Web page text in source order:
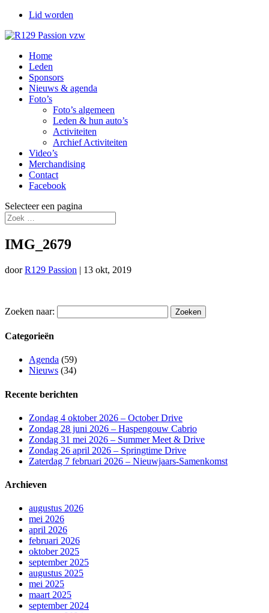
Lid worden
Home
Leden
Sponsors
Nieuws & agenda
Foto’s
Foto’s algemeen
Leden & hun auto’s
Activiteiten
Archief Activiteiten
Video’s
Merchandising
Contact
Facebook
Selecteer een pagina
IMG_2679
doorR129 Passion | 13 okt, 2019
Zoeken naar:
Categorieën
Agenda (59)
Nieuws (34)
Recente berichten
Zondag 4 oktober 2026 – October Drive
Zondag 28 juni 2026 – Haspengouw Cabrio
Zondag 31 mei 2026 – Summer Meet & Drive
Zondag 26 april 2026 – Springtime Drive
Zaterdag 7 februari 2026 – Nieuwjaars-Samenkomst
Archieven
augustus 2026
mei 2026
april 2026
februari 2026
oktober 2025
september 2025
augustus 2025
mei 2025
maart 2025
september 2024